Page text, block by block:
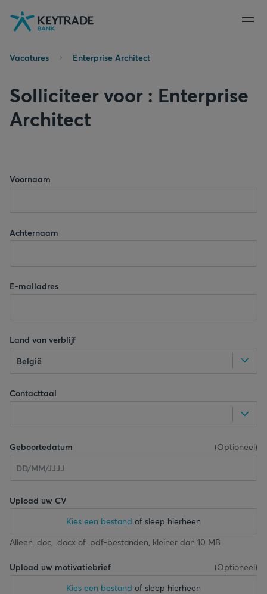
Naar
navigatie
Naar
aanmelden
Naar
inhoud
Vacatures Enterprise Architect
Solliciteer voor : Enterprise
Architect
Voornaam
Achternaam
E-mailadres
Land van verblijf
België
Contacttaal
Geboortedatum (Optioneel)
Upload uw CV
Kies een bestand of sleep hierheen
Alleen .doc, .docx of .pdf-bestanden, kleiner dan 10 MB
Upload uw motivatiebrief (Optioneel)
Kies een bestand of sleep hierheen